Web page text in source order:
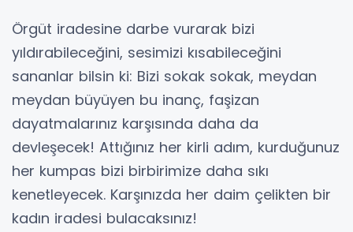
Örgüt iradesine darbe vurarak bizi
yıldırabileceğini, sesimizi kısabileceğini
sananlar bilsin ki: Bizi sokak sokak, meydan
meydan büyüyen bu inanç, faşizan
dayatmalarınız karşısında daha da
devleşecek! Attığınız her kirli adım, kurduğunuz
her kumpas bizi birbirimize daha sıkı
kenetleyecek. Karşınızda her daim çelikten bir
kadın iradesi bulacaksınız!